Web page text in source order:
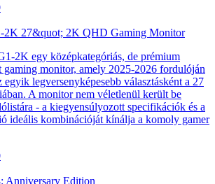
27&quot; 2K QHD Gaming Monitor
2K egy középkategóriás, de prémium
monitor, amely 2025-2026 fordulóján
legversenyképesebb választásként a 27
A monitor nem véletlenül került be
- a kiegyensúlyozott specifikációk és a
ideális kombinációját kínálja a komoly gamer
Anniversary Edition